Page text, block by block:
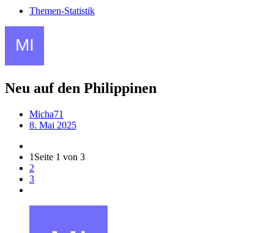
Themen-Statistik
Neu auf den Philippinen
Micha71
8. Mai 2025
1 Seite 1 von 3
2
3